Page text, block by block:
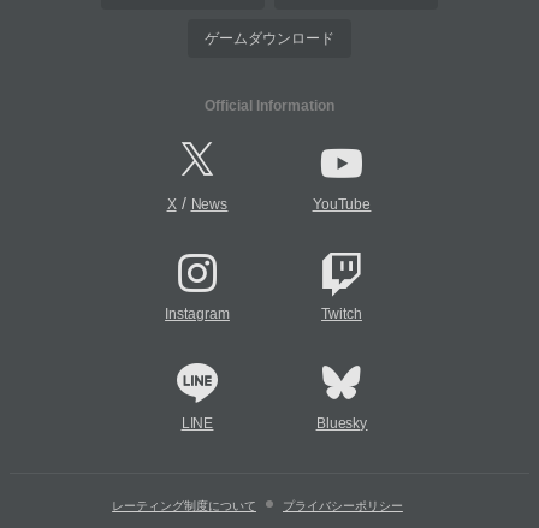
ゲームダウンロード
Official Information
X/ News YouTube
Instagram Twitch
LINE Bluesky
レーティング制度について プライバシーポリシー